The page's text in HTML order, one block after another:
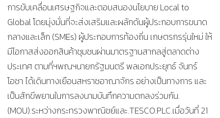
การขับเคลื่อนเศรษฐกิจและตอบสนองนโยบาย Local to
Global โดยมุ่งมั่นที่จะส่งเสริมและผลักดันผู้ประกอบการขนาด
กลางและเล็ก (SMEs) ผู้ประกอบการท้องถิ่น เกษตรกรรุ่นใหม่ ให้
มีโอกาสส่งออกสินค้าชุมชนผ่านมาตรฐานสากลสู่ตลาดต่าง
ประเทศ ตามที่ฯพณฯนายกรัฐมนตรี พลเอกประยุทธ์ จันทร์
โอชา ได้เดินทางเยือนสหราชอาณาจักร อย่างเป็นทางการ และ
เป็นสักขีพยานในการลงนามบันทึกความตกลงร่วมกัน.
(MOU).ระหว่างกระทรวงพาณิชย์และ.TESCO.PLC.เมื่อวันที่ 21